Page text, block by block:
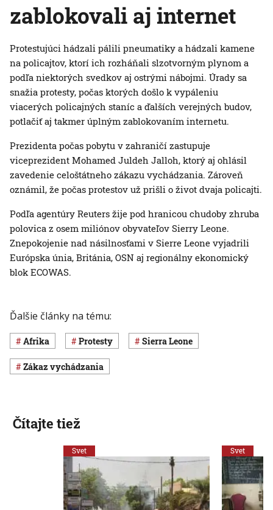
zablokovali aj internet
Protestujúci hádzali pálili pneumatiky a hádzali kamene
na policajtov, ktorí ich rozháňali slzotvorným plynom a
podľa niektorých svedkov aj ostrými nábojmi. Úrady sa
snažia protesty, počas ktorých došlo k vypáleniu
viacerých policajných staníc a ďalších verejných budov,
potlačiť aj takmer úplným zablokovaním internetu.
Prezidenta počas pobytu v zahraničí zastupuje
viceprezident Mohamed Juldeh Jalloh, ktorý aj ohlásil
zavedenie celoštátneho zákazu vychádzania. Zároveň
oznámil, že počas protestov už prišli o život dvaja policajti.
Podľa agentúry Reuters žije pod hranicou chudoby zhruba
polovica z osem miliónov obyvateľov Sierry Leone.
Znepokojenie nad násilnosťami v Sierre Leone vyjadrili
Európska únia, Británia, OSN aj regionálny ekonomický
blok ECOWAS.
Ďalšie články na tému:
Afrika protesty Sierra Leone
zákaz vychádzania
Čítajte tiež
Svet Svet